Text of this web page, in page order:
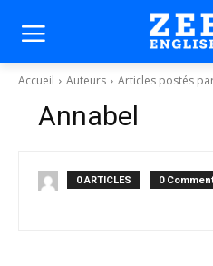
Accueil Auteurs Articles postés
Annabel
0 ARTICLES 0